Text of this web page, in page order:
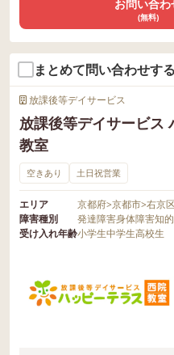
お問い合わ
(無料)
まとめて問い合わせする
放課後等デイサービス
放課後等デイサービス
教室
空きあり 土日祝営業
エリア 京都府>京都市>右京区
障害種別
発達障害身体障害知
受け入れ年齢小学生中学生高校生